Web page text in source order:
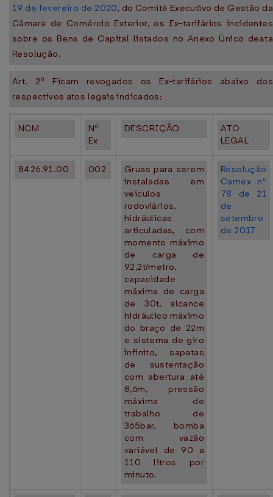
19 de fevereiro de 2020, do Comitê Executivo de Gestão da
Câmara de Comércio Exterior, os Ex-tarifários incidentes
sobre os Bens de Capital listados no Anexo Único desta
Resolução.
Art. 2º Ficam revogados os Ex-tarifários abaixo dos
respectivos atos legais indicados:
NCM
Nº
Ex
DESCRIÇÃO
ATO
LEGAL
8426.91.00 002
Gruas para serem
instaladas em
veículos
rodoviários,
hidráulicas
articuladas, com
momento máximo
de carga de
92,2t/metro,
capacidade
máxima de carga
de 30t, alcance
hidráulico máximo
do braço de 22m
e sistema de giro
infinito, sapatas
de sustentação
com abertura até
8,6m, pressão
máxima de
trabalho de
365bar, bomba
com vazão
variável de 90 a
110 litros por
minuto.
Resolução
Camex nº
78 de 21
de
setembro
de 2017